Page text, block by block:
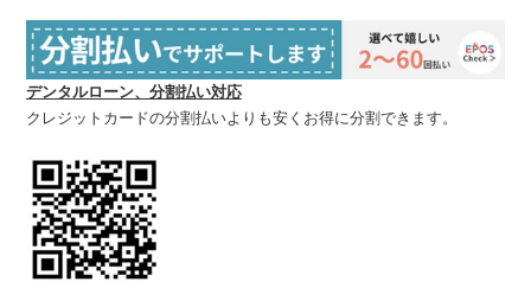
デンタルローン、分割払い対応
クレジットカードの分割払いよりも安くお得に分割できます。